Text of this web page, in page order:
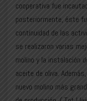
cooperativa fue
posteriormente, éste
continuidad de las
se realizaron varias
molino y la instalación
aceite de oliva.
nuevo molino más